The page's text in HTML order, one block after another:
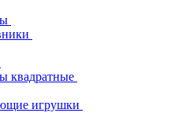
квадратные
игрушки